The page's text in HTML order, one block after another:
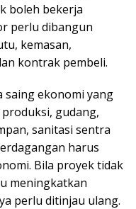
boleh bekerja
perlu dibangun
kemasan,
kontrak pembeli.
saing ekonomi yang
gudang,
sanitasi sentra
harus
Bila proyek tidak
meningkatkan
perlu ditinjau ulang.